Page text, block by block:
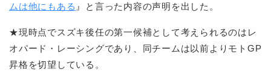
ムは他にもある 』と言った内容の声明を出した。
★現時点でスズキ後任の第一候補として考えられるのはレ
オパード・レーシングであり、同チームは以前よりモトGP
昇格を切望している。